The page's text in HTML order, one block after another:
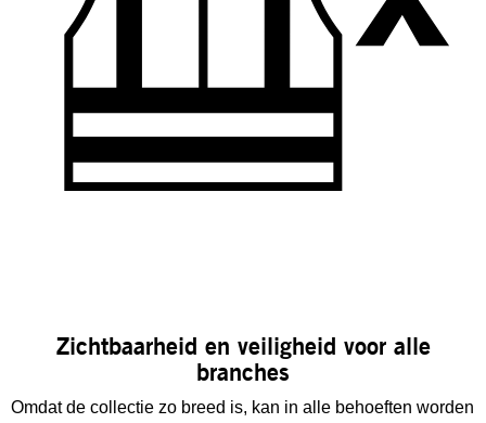
Zichtbaarheid en veiligheid voor alle
branches
Omdat de collectie zo breed is, kan in alle behoeften worden